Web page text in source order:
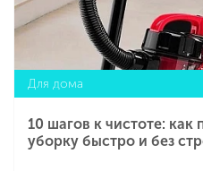
Для дома
10 шагов к чистоте: как
уборку быстро и без